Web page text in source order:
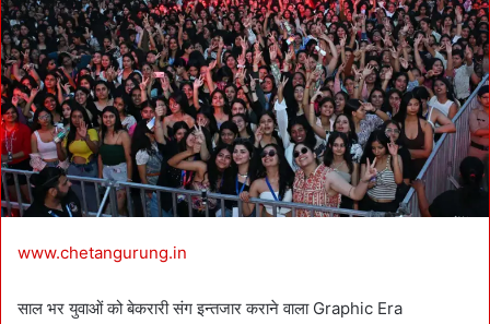
e
m
a
i
l
www.chetangurung.in
साल भर युवाओं को बेकरारी संग इन्तजार कराने वाला Graphic Era